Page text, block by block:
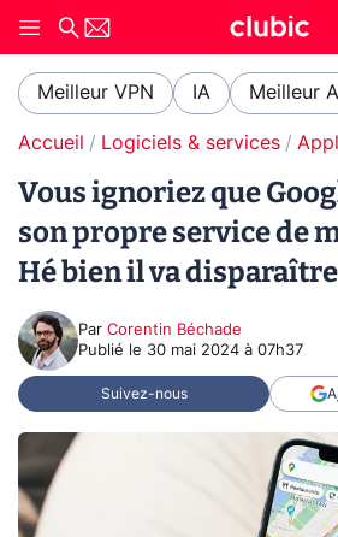
Meilleur VPN IA Meilleur
Accueil Logiciels & services
Vous ignoriez que
son propre service de
Hé bien il va disparaître
Par Corentin Béchade
Publié le 30 mai 2024 à 07h37
Suivez-nous